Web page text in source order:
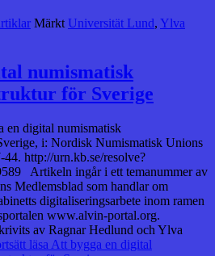
Märkt Universität Lund, Ylva
numismatisk
för Sverige
en digital numismatisk
i: Nordisk Numismatisk Unions
http://urn.kb.se/resolve?
Artikeln ingår i ett temanummer av
Medlemsblad som handlar om
digitaliseringsarbete inom ramen
www.alvin-portal.org.
av Ragnar Hedlund och Ylva
läsa Att bygga en digital